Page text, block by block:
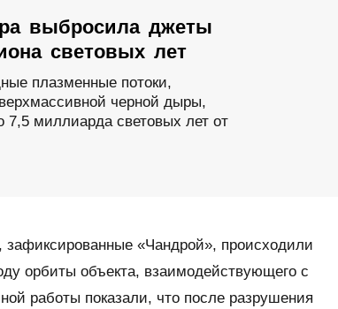
выбросила джеты
световых лет
плазменные потоки,
черной дыры,
7,5 миллиарда световых лет от
«Чандрой», происходили
орбиты объекта, взаимодействующего с
работы показали, что после разрушения